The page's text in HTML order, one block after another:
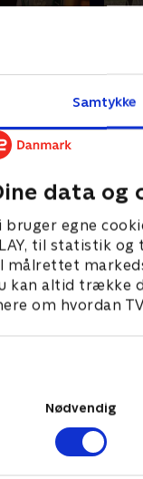
Samtykke
data og
bruger egne
til statistik
målrettet
kan altid trække
om hvordan
Nødvendig
ærgrer sig
til at drage
på
20.